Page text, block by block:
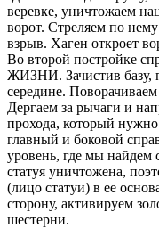
веревке, уничтожаем
ворот. Стреляем по
взрыв. Хаген откроет
Во второй постройке
ЖИЗНИ. Зачистив базу,
середине.
Дергаем за рычаги и
прохода, который
главный и боковой
уровень, где мы
статуя уничтожена,
(лицо статуи) в ее
сторону, активируем
шестерни.